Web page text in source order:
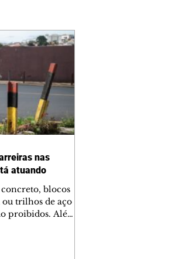
nas
atuando
blocos
trilhos de aço
proibidos. Além